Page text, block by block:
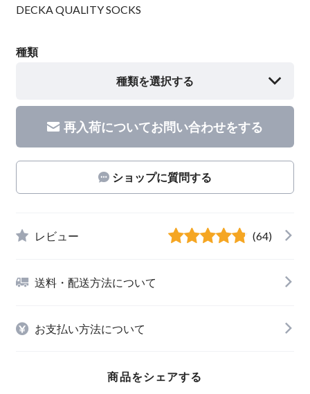
DECKA QUALITY SOCKS
種類
種類を選択する
再入荷についてお問い合わせをする
ショップに質問する
レビュー (64)
送料・配送方法について
お支払い方法について
商品をシェアする